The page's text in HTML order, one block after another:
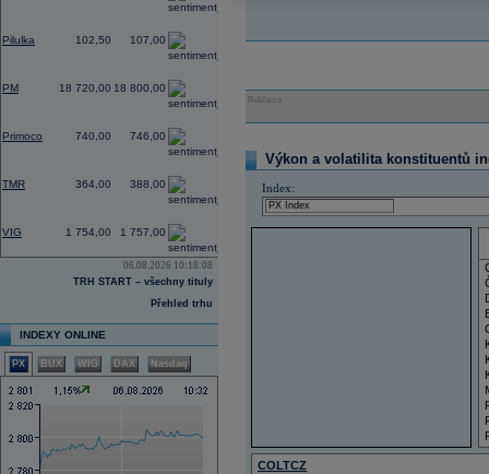
Pilulka 102,50 107,00
PM 18 720,00 18 800,00
Primoco 740,00 746,00
2,19
TMR 364,00 388,00
0,00
VIG 1 754,00 1 757,00
06.08.2026 10:18:08
TRH START – všechny tituly
Přehled trhu
INDEXY ONLINE
PX BUX WIG DAX Nasdaq
Reklama
Výkon a volatilita konstituentů
Index:
COLTCZ